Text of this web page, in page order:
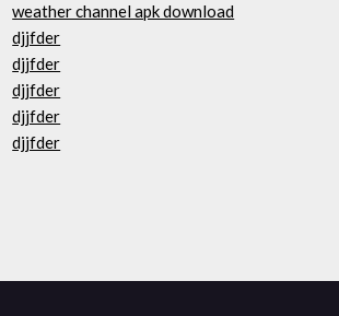
weather channel apk download
djjfder
djjfder
djjfder
djjfder
djjfder